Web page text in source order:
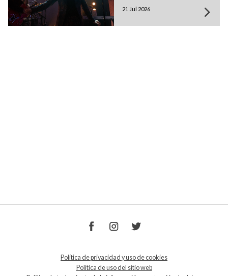
21 Jul 2026
Política de privacidad y uso de cookies
Política de uso del sitio web